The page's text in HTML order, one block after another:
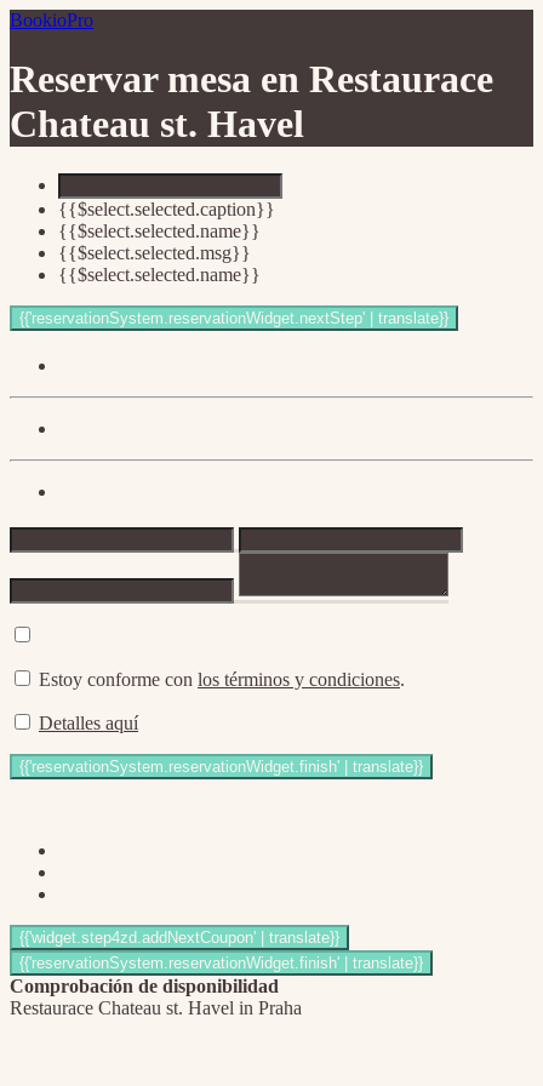
BookioPro
Reservar mesa en Restaurace
Chateau st. Havel
{{$select.selected.caption}}
{{$select.selected.name}}
{{$select.selected.msg}}
{{$select.selected.name}}
Estoy conforme con los términos y condiciones.
Detalles aquí
Comprobación de disponibilidad
Restaurace Chateau st. Havel in Praha